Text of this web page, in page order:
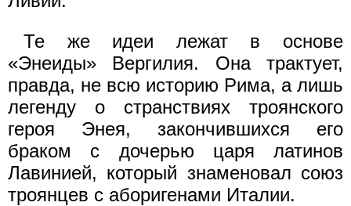
Те же идеи лежат в основе
«Энеиды» Вергилия. Она трактует,
правда, не всю историю Рима, а лишь
легенду о странствиях троянского
героя Энея, закончившихся его
браком с дочерью царя латинов
Лавинией, который знаменовал союз
троянцев с аборигенами Италии.